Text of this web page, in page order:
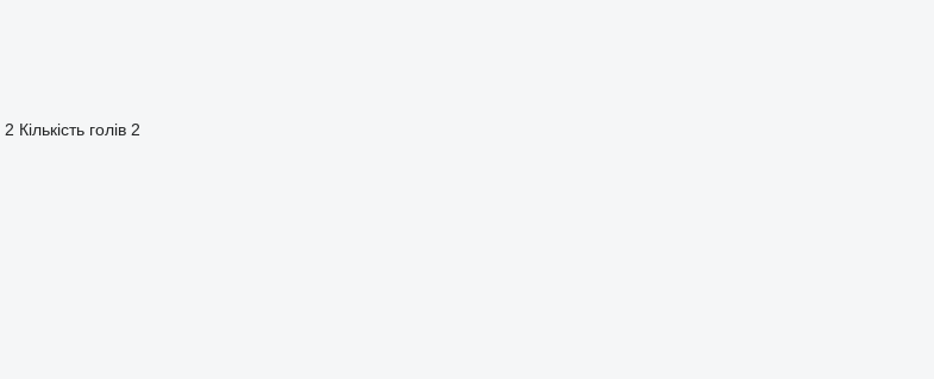
2 Кількість голів 2